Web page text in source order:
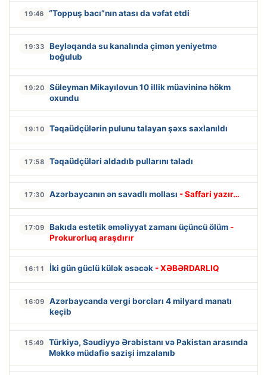
19:46 “Toppuş bacı”nın atası da vəfat etdi
19:33
Beyləqanda su kanalında çimən yeniyetmə
boğulub
19:20
Süleyman Mikayılovun 10 illik müavininə hökm
oxundu
19:10 Təqaüdçülərin pulunu talayan şəxs saxlanıldı
17:58 Təqaüdçüləri aldadıb pullarını taladı
17:30 Azərbaycanın ən savadlı mollası - Saffari yazır…
17:09 Bakıda estetik əməliyyat zamanı üçüncü ölüm -
Prokurorluq araşdırır
16:11 İki gün güclü külək əsəcək - XƏBƏRDARLIQ
16:09
Azərbaycanda vergi borcları 4 milyard manatı
keçib
15:49
Türkiyə, Səudiyyə Ərəbistanı və Pakistan arasında
Məkkə müdafiə sazişi imzalanıb